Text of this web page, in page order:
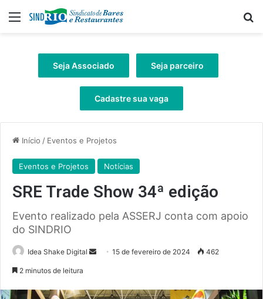
Menu
Seja Associado Seja parceiro
Cadastre sua vaga
Início / Eventos e Projetos
Eventos e Projetos Notícias
SRE Trade Show 34ª edição
Evento realizado pela ASSERJ conta com apoio
do SINDRIO
Idea Shake Digital
Mande
mail
15 de fevereiro de 2024 462
2 minutos de leitura